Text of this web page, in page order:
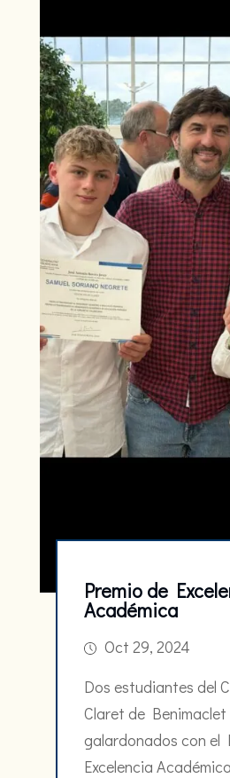
Premio de
Académica
Oct 29, 2024
Dos estudiantes del
Claret de Benimaclet
galardonados con el
Excelencia